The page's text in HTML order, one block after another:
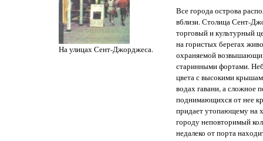
На улицах Сент-Джорджеса.
Все города острова
вблизи. Столица Сент-
торговый и культурный
на гористых берегах
охраняемой
старинными фортами.
цвета с высокими
водах гавани, а сложное
поднимающихся от нее
придает утопающему на
городу неповторимый
недалеко от порта